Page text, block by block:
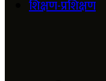
शिक्षण-प्रशिक्षण